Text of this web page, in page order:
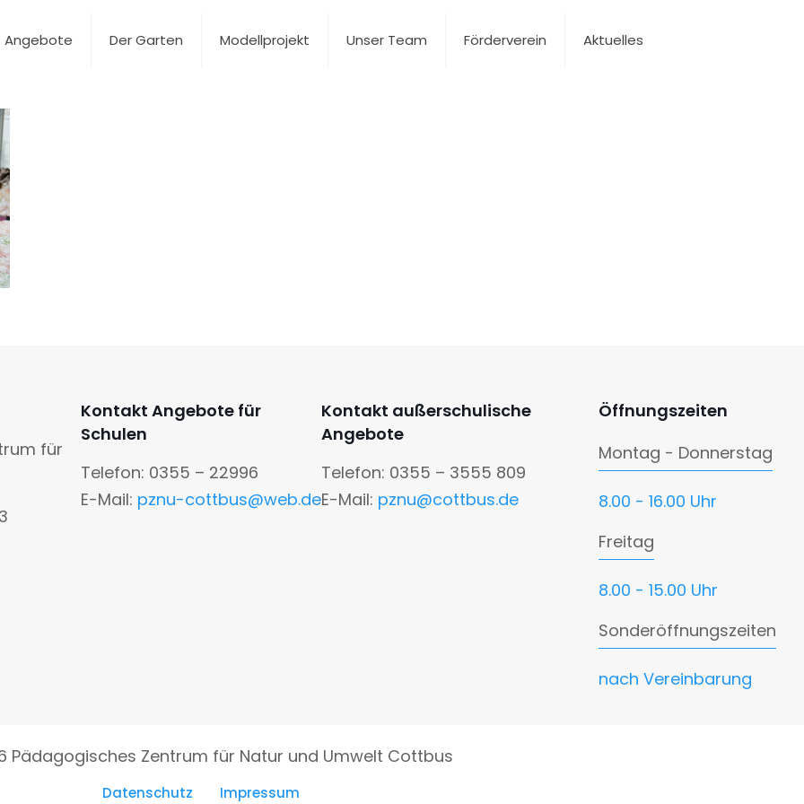
Angebote Der Garten Modellprojekt Unser Team Förderverein Aktuelles
für
Kontakt Angebote für
Schulen
Telefon: 0355 – 22996
E-Mail: pznu-cottbus@web.de
Kontakt außerschulische
Angebote
Telefon: 0355 – 3555 809
E-Mail: pznu@cottbus.de
Öffnungszeiten
Montag - Donnerstag
8.00 - 16.00 Uhr
Freitag
8.00 - 15.00 Uhr
Sonderöffnungszeiten
nach Vereinbarung
Pädagogisches Zentrum für Natur und Umwelt Cottbus
Datenschutz Impressum